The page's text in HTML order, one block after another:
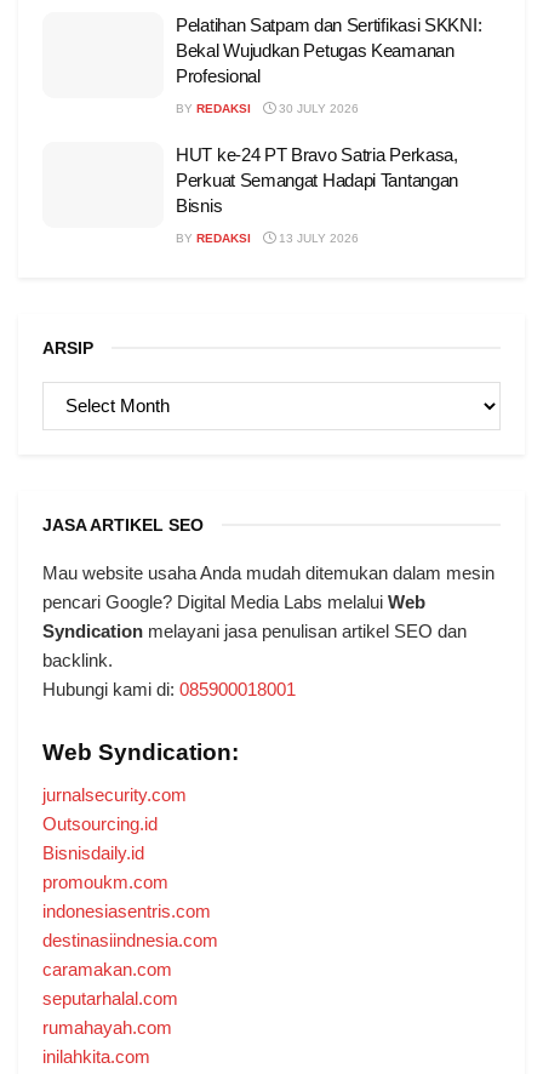
Pelatihan Satpam dan Sertifikasi SKKNI:
Bekal Wujudkan Petugas Keamanan
Profesional
BY REDAKSI 30 JULY 2026
HUT ke-24 PT Bravo Satria Perkasa,
Perkuat Semangat Hadapi Tantangan
Bisnis
BY REDAKSI 13 JULY 2026
ARSIP
ARSIP
JASA ARTIKEL SEO
Mau website usaha Anda mudah ditemukan dalam mesin
pencari Google? Digital Media Labs melalui Web
Syndication melayani jasa penulisan artikel SEO dan
backlink.
Hubungi kami di: 085900018001
Web Syndication:
jurnalsecurity.com
Outsourcing.id
Bisnisdaily.id
promoukm.com
indonesiasentris.com
destinasiindnesia.com
caramakan.com
seputarhalal.com
rumahayah.com
inilahkita.com